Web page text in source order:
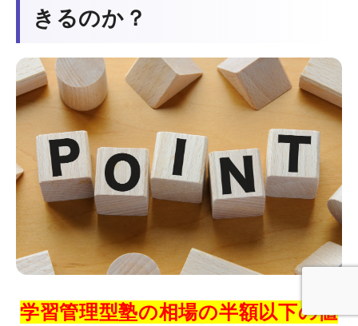
きるのか？
学習管理型塾の相場の半額以下の値